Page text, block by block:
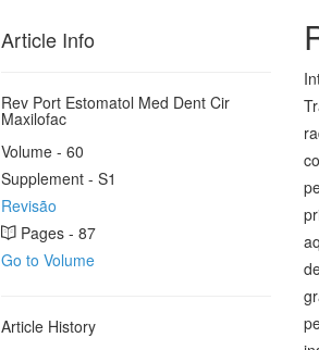
Article Info
Rev Port Estomatol Med Dent Cir
Maxilofac
Volume - 60
Supplement - S1
Revisão
Pages - 87
Go to Volume
Article History